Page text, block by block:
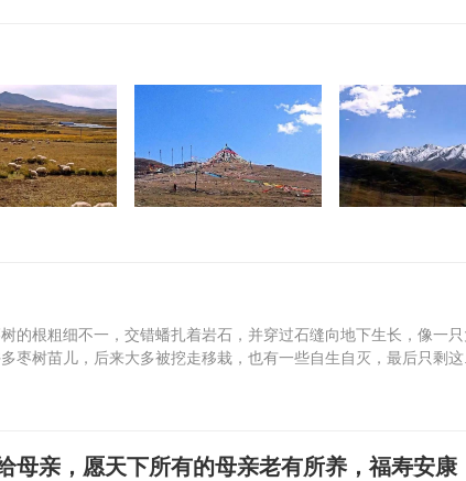
的根粗细不一，交错蟠扎着岩石，并穿过石缝向地下生长，像一
枣树苗儿，后来大多被挖走移栽，也有一些自生自灭，最后只剩
母亲，愿天下所有的母亲老有所养，福寿安康